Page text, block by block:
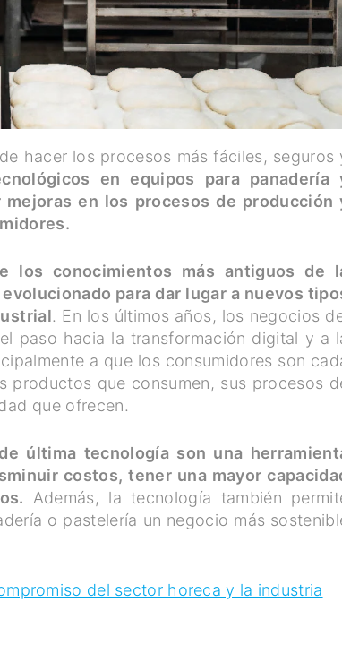
hacer los procesos más fáciles, seguros
en equipos para panadería
en los procesos de producción
los conocimientos más antiguos de
para dar lugar a nuevos
. En los últimos años, los negocios
paso hacia la transformación digital y a
a que los consumidores son
productos que consumen, sus procesos
que ofrecen.
última tecnología son una
costos, tener una mayor
Además, la tecnología también
o pastelería un negocio más
del sector horeca y la industria